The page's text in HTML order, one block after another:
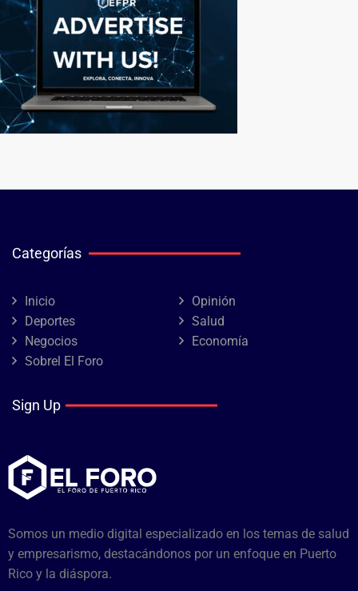
Categorías
Inicio
Opinión
Deportes
Salud
Negocios
Economía
Sobrel El Foro
Sign Up
Somos un medio digital especializado en los temas de salud
y empresarismo, destacándonos por un enfoque en Puerto
Rico y la diáspora.